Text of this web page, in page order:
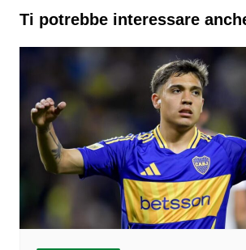
Ti potrebbe interessare